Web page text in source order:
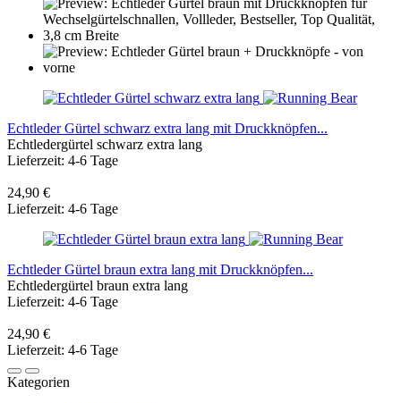
Echtleder Gürtel schwarz extra lang mit Druckknöpfen...
Echtledergürtel schwarz extra lang
Lieferzeit: 4-6 Tage
24,90 €
Lieferzeit: 4-6 Tage
Echtleder Gürtel braun extra lang mit Druckknöpfen...
Echtledergürtel braun extra lang
Lieferzeit: 4-6 Tage
24,90 €
Lieferzeit: 4-6 Tage
Kategorien